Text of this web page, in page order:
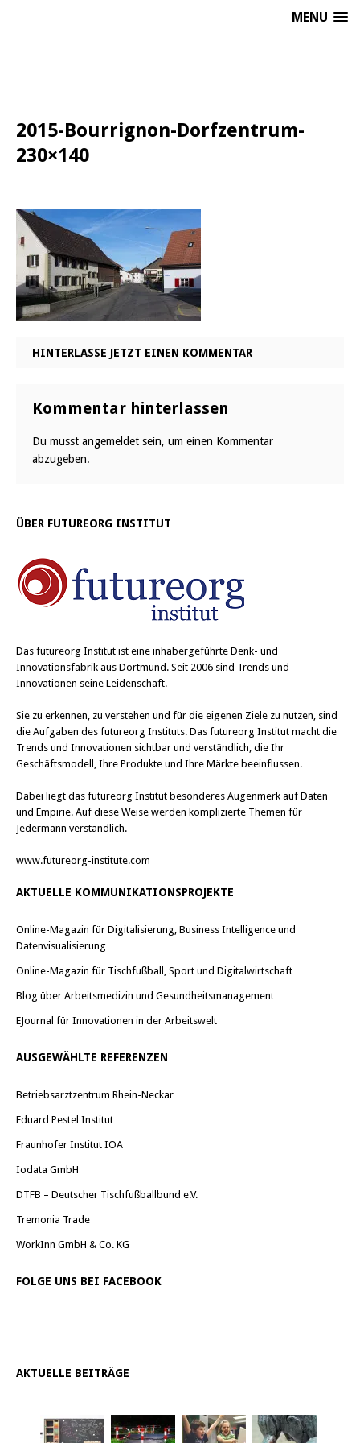
MENU
2015-Bourrignon-Dorfzentrum-
230×140
HINTERLASSE JETZT EINEN KOMMENTAR
Kommentar hinterlassen
Du musst angemeldet sein, um einen Kommentar
abzugeben.
ÜBER FUTUREORG INSTITUT
Das futureorg Institut ist eine inhabergeführte Denk- und
Innovationsfabrik aus Dortmund. Seit 2006 sind Trends und
Innovationen seine Leidenschaft.
Sie zu erkennen, zu verstehen und für die eigenen Ziele zu nutzen, sind
die Aufgaben des futureorg Instituts. Das futureorg Institut macht die
Trends und Innovationen sichtbar und verständlich, die Ihr
Geschäftsmodell, Ihre Produkte und Ihre Märkte beeinflussen.
Dabei liegt das futureorg Institut besonderes Augenmerk auf Daten
und Empirie. Auf diese Weise werden komplizierte Themen für
Jedermann verständlich.
www.futureorg-institute.com
AKTUELLE KOMMUNIKATIONSPROJEKTE
Online-Magazin für Digitalisierung, Business Intelligence und
Datenvisualisierung
Online-Magazin für Tischfußball, Sport und Digitalwirtschaft
Blog über Arbeitsmedizin und Gesundheitsmanagement
EJournal für Innovationen in der Arbeitswelt
AUSGEWÄHLTE REFERENZEN
Betriebsarztzentrum Rhein-Neckar
Eduard Pestel Institut
Fraunhofer Institut IOA
Iodata GmbH
DTFB – Deutscher Tischfußballbund e.V.
Tremonia Trade
WorkInn GmbH & Co. KG
FOLGE UNS BEI FACEBOOK
AKTUELLE BEITRÄGE